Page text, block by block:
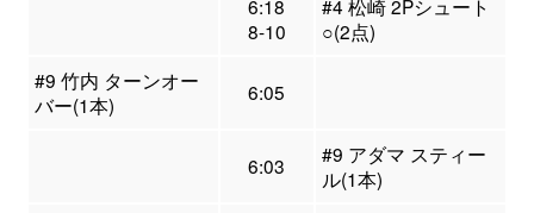
6:18
8-10
#4 松崎 2Pシュート
○(2点)
#9 竹内 ターンオー
バー(1本)
6:05
6:03
#9 アダマ スティー
ル(1本)